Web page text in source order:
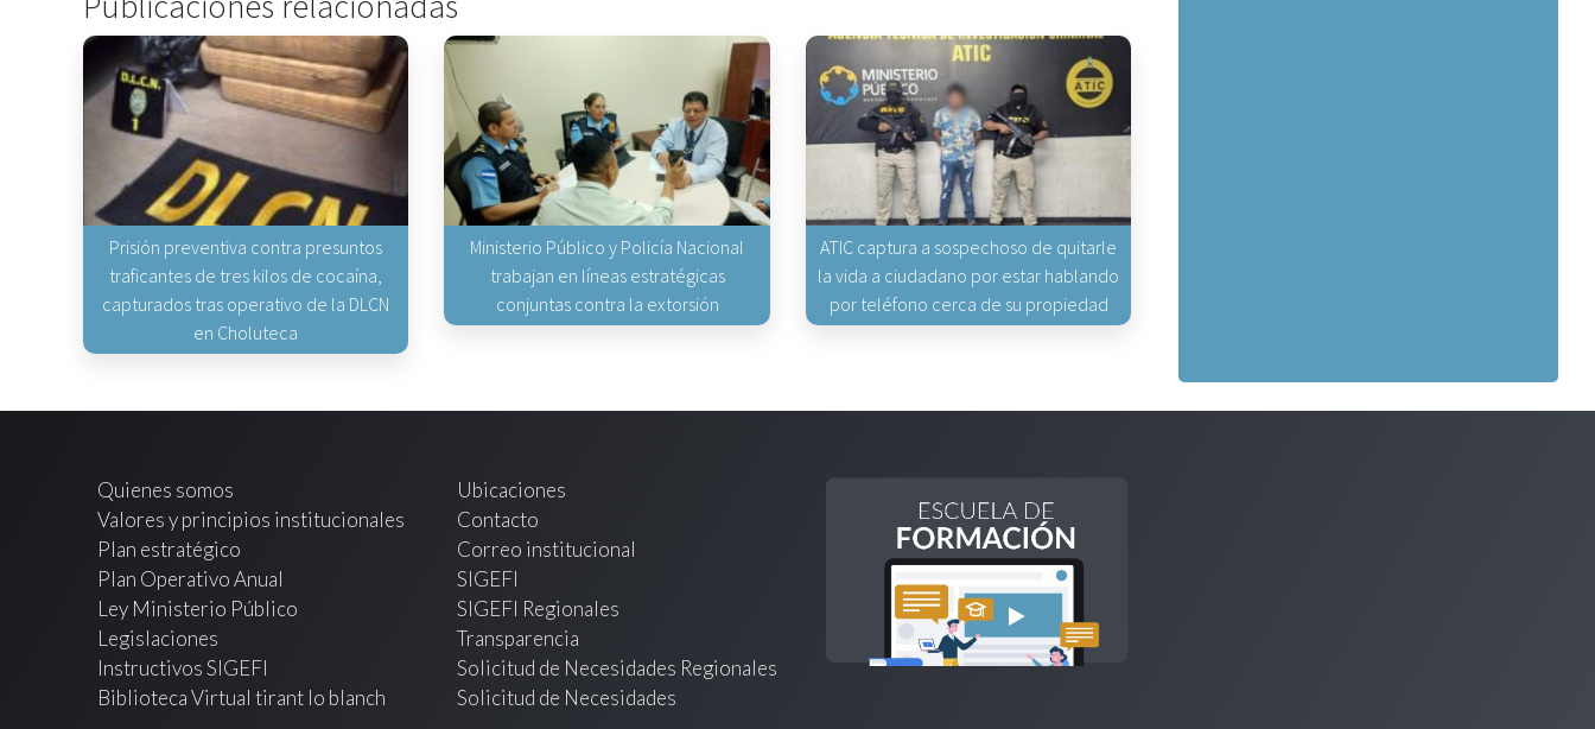
Prisión preventiva contra presuntos
traficantes de tres kilos de cocaína,
capturados tras operativo de la DLCN
en Choluteca
Ministerio Público y Policía Nacional
trabajan en líneas estratégicas
conjuntas contra la extorsión
ATIC captura a sospechoso de quitarle
la vida a ciudadano por estar hablando
por teléfono cerca de su propiedad
Quienes somos
Valores y principios institucionales
Plan estratégico
Plan Operativo Anual
Ley Ministerio Público
Legislaciones
Instructivos SIGEFI
Biblioteca Virtual tirant lo blanch
Ubicaciones
Contacto
Correo institucional
SIGEFI
SIGEFI Regionales
Transparencia
Solicitud de Necesidades Regionales
Solicitud de Necesidades